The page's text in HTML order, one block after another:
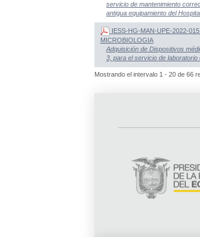
servicio de mantenimiento
antigua equipamiento del
IESS-HG-MAN-UPE-2022-
MICROBIOLOGIA
Adquisición de Dispositivos
3, para el servicio de
Mostrando el intervalo 1 - 20 de 66